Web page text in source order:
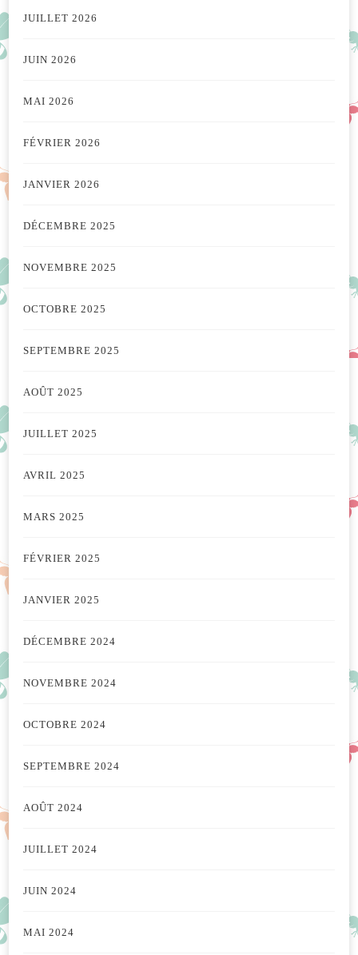
JUILLET 2026
JUIN 2026
MAI 2026
FÉVRIER 2026
JANVIER 2026
DÉCEMBRE 2025
NOVEMBRE 2025
OCTOBRE 2025
SEPTEMBRE 2025
AOÛT 2025
JUILLET 2025
AVRIL 2025
MARS 2025
FÉVRIER 2025
JANVIER 2025
DÉCEMBRE 2024
NOVEMBRE 2024
OCTOBRE 2024
SEPTEMBRE 2024
AOÛT 2024
JUILLET 2024
JUIN 2024
MAI 2024